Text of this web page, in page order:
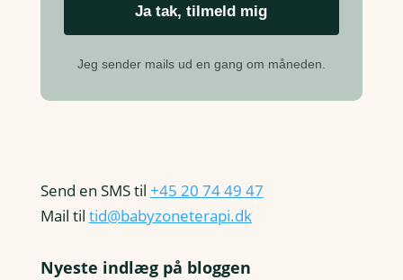
Jeg sender mails ud en gang om måneden.
Send en SMS til +45 20 74 49 47
Mail til tid@babyzoneterapi.dk
Nyeste indlæg på bloggen